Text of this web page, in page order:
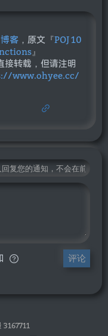
客 ，原文『POJ 10
』
接转载，但请注明
www.ohyee.cc/
评论
3167711